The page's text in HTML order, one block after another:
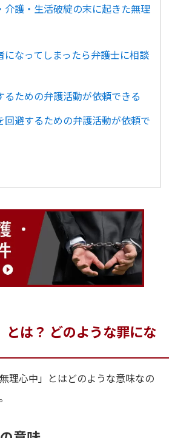
介護・生活破綻の末に起きた無理
なってしまったら弁護士に相談
るための弁護活動が依頼できる
回避するための弁護活動が依頼で
とは？ どのような罪にな
理心中」とはどのような意味なの